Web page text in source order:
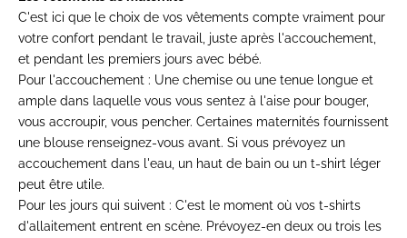
C'est ici que le choix de vos vêtements compte vraiment pour
votre confort pendant le travail, juste après l'accouchement,
et pendant les premiers jours avec bébé.
Pour l'accouchement : Une chemise ou une tenue longue et
ample dans laquelle vous vous sentez à l'aise pour bouger,
vous accroupir, vous pencher. Certaines maternités fournissent
une blouse renseignez-vous avant. Si vous prévoyez un
accouchement dans l'eau, un haut de bain ou un t-shirt léger
peut être utile.
Pour les jours qui suivent : C'est le moment où vos t-shirts
d'allaitement entrent en scène. Prévoyez-en deux ou trois les